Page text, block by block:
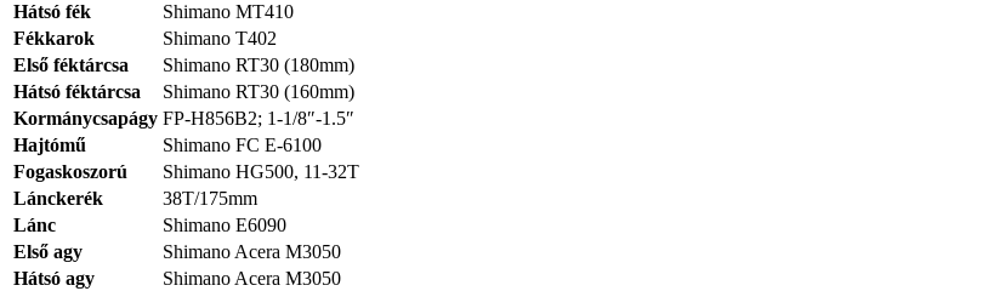
Hátsó fék
Shimano MT410
Fékkarok
Shimano T402
Első féktárcsa
Shimano RT30 (180mm)
Hátsó féktárcsa
Shimano RT30 (160mm)
Kormánycsapágy FP-H856B2; 1-1/8″-1.5″
Hajtómű
Shimano FC E-6100
Fogaskoszorú
Shimano HG500, 11-32T
Lánckerék
38T/175mm
Lánc
Shimano E6090
Első agy
Shimano Acera M3050
Hátsó agy
Shimano Acera M3050